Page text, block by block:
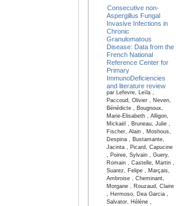
Consecutive non-
Aspergillus Fungal
Invasive Infections in
Chronic
Granulomatous
Disease: Data from the
French National
Reference Center for
Primary
ImmunoDeficiencies
and literature review
par Lefevre, Leïla ,
Paccoud, Olivier , Neven,
Bénédicte , Bougnoux,
Marie-Elisabeth , Alligon,
Mickaël , Bruneau, Julie ,
Fischer, Alain , Moshous,
Despina , Bustamante,
Jacinta , Picard, Capucine
, Poiree, Sylvain , Guery,
Romain , Castelle, Martin ,
Suarez, Felipe , Marçais,
Ambroise , Cheminant,
Morgane , Rouzaud, Claire
, Hermoso, Dea Garcia ,
Salvator, Hélène ,